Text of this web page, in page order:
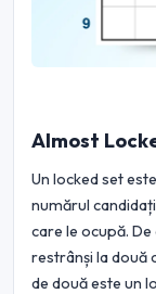
Almost
Un locked set
numărul
care le ocupă.
restrânși la două
de două este un